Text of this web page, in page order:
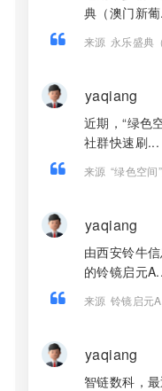
典（澳门新
来源 永乐盛典
yaqiang
近期，“绿色
社群快速刷...
来源 “绿色空
yaqiang
由西安铃牛
的铃镜启元
来源 铃镜启元
yaqiang
智链数科，